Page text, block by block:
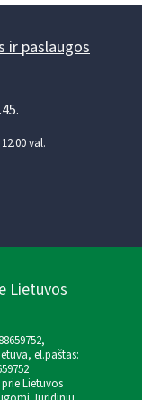
ir paslaugos
val.
Lietuvos
el.paštas:
Lietuvos